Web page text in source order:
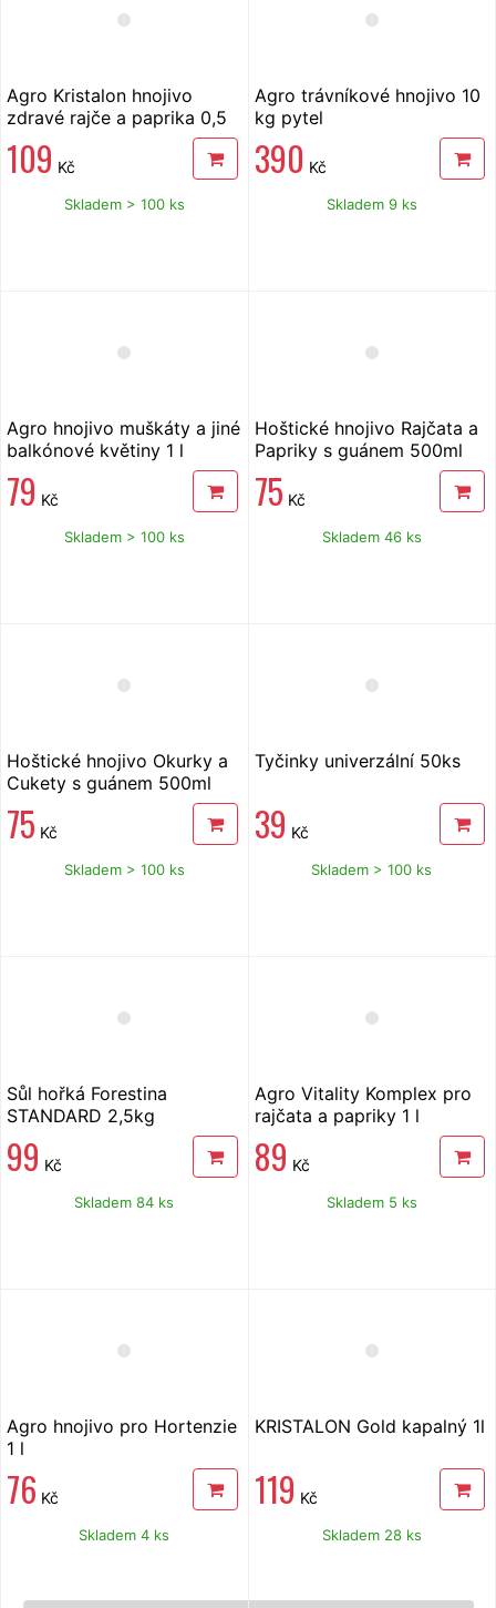
Agro Kristalon hnojivo
zdravé rajče a paprika 0,5
109 Kč
Skladem > 100 ks
Agro trávníkové hnojivo 10
kg pytel
390 Kč
Skladem 9 ks
Agro hnojivo muškáty a jiné
balkónové květiny 1 l
79 Kč
Skladem > 100 ks
Hoštické hnojivo Rajčata a
Papriky s guánem 500ml
75 Kč
Skladem 46 ks
Hoštické hnojivo Okurky a
Cukety s guánem 500ml
75 Kč
Skladem > 100 ks
Tyčinky univerzální 50ks
39 Kč
Skladem > 100 ks
Sůl hořká Forestina
STANDARD 2,5kg
99 Kč
Skladem 84 ks
Agro Vitality Komplex pro
rajčata a papriky 1 l
89 Kč
Skladem 5 ks
Agro hnojivo pro Hortenzie
1 l
76 Kč
Skladem 4 ks
KRISTALON Gold kapalný 1l
119 Kč
Skladem 28 ks